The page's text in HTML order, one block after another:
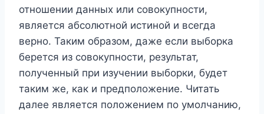
отношении данных или совокупности,
является абсолютной истиной и всегда
верно. Таким образом, даже если выборка
берется из совокупности, результат,
полученный при изучении выборки, будет
таким же, как и предположение. Читать
далее является положением по умолчанию,